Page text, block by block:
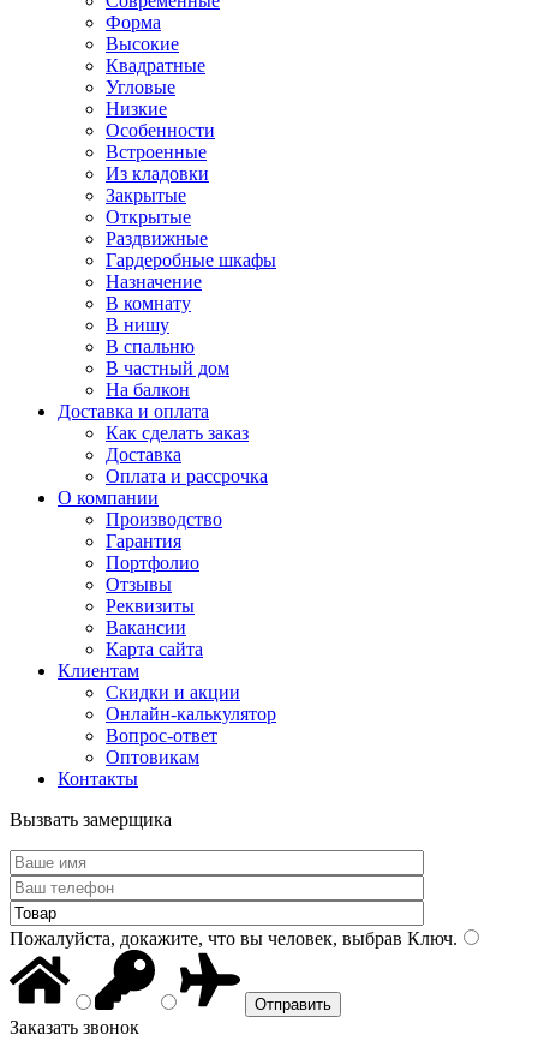
Форма
Высокие
Квадратные
Угловые
Низкие
Особенности
Встроенные
Из кладовки
Закрытые
Открытые
Раздвижные
Гардеробные шкафы
Назначение
В комнату
В нишу
В спальню
В частный дом
На балкон
Доставка и оплата
Как сделать заказ
Доставка
Оплата и рассрочка
О компании
Производство
Гарантия
Портфолио
Отзывы
Реквизиты
Вакансии
Карта сайта
Клиентам
Скидки и акции
Онлайн-калькулятор
Вопрос-ответ
Оптовикам
Контакты
Вызвать замерщика
Пожалуйста, докажите, что вы человек, выбрав Ключ.
Заказать звонок